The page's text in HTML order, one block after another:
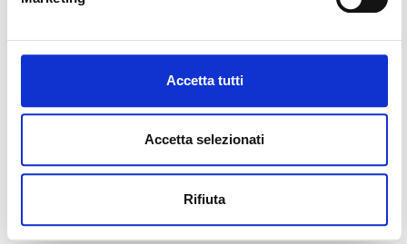
Accetta tutti
Accetta selezionati
Rifiuta